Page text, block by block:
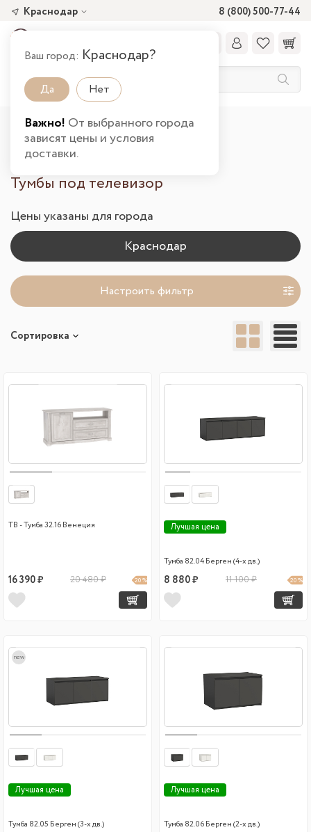
8 (800) 500-77-44
Краснодар
Ваш город: Краснодар?
Да Нет
Важно! От выбранного города
зависят цены и условия
доставки.
Главная Каталог товаров
Гостиная
Тумбы под ТВ в Краснодаре
Тумбы под телевизор
Цены указаны для города
Настроить фильтр
Сортировка
ТВ - Тумба 32.16 Венеция
16 390 ₽ 20 480 ₽ 20 %
Лучшая цена
Тумба 82.04 Берген (4-х дв.)
8 880 ₽ 11 100 ₽ 20 %
new
Лучшая цена
Тумба 82.05 Берген (3-х дв.)
Лучшая цена
Тумба 82.06 Берген (2-х дв.)